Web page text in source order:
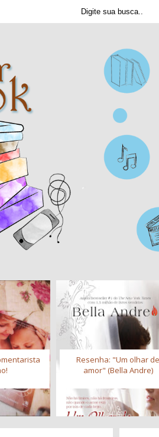
Resenha: "Um olhar de
amor" (Bella Andre)